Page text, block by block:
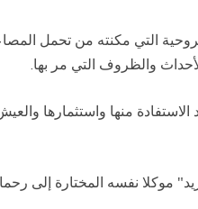
التي مكنته من تحمل
الاستفادة منها واستثمارها
موكلا نفسه المختارة إلى